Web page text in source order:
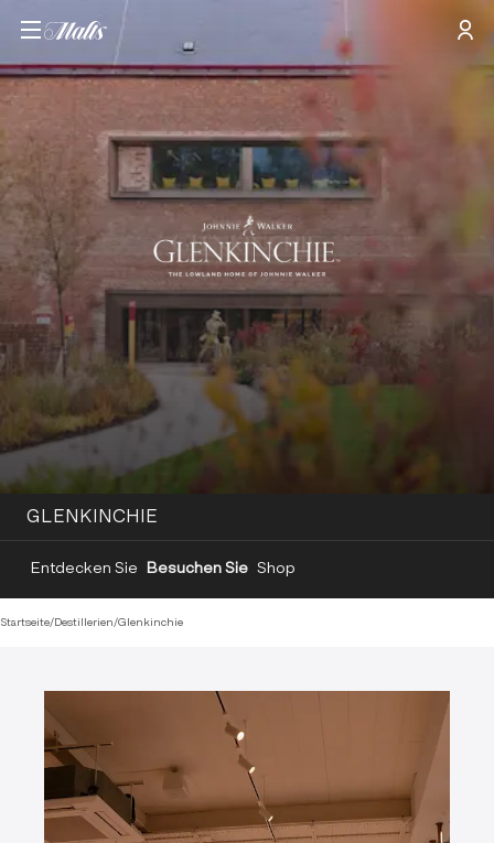
GLENKINCHIE
Entdecken Sie Besuchen Sie Shop
Startseite/Destillerien/Glenkinchie